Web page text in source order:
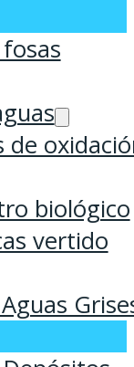
de
biológico
vertido